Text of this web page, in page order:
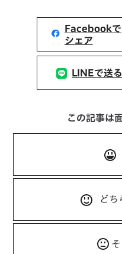
Facebookで
シェア
LINEで送る
この記事は
どち